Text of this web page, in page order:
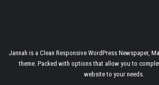
Jannah is a Clean Responsive WordPress Newspaper,
theme. Packed with options that allow you to
website to your needs.